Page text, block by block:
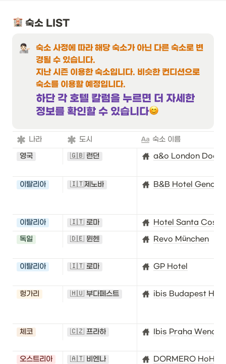
숙소 LIST
숙소 사정에 따라 해당 숙소가 아닌 다른 숙소로 변
경될 수 있습니다.
지난 시즌 이용한 숙소입니다. 비슷한 컨디션으로
숙소를 이용할 예정입니다.
하단 각 호텔 칼럼을 누르면 더 자세한
정보를 확인할 수 있습니다
나라 도시
숙소 이름
영국
🇬🇧 런던 a&o London
이탈리아 🇮🇹제노바 B&B Hotel
이탈리아 🇮🇹 로마
Hotel Santa
독일
🇩🇪 뮌헨 Revo München
이탈리아 🇮🇹 로마 GP Hotel
헝가리 🇭🇺 부다페스트 ibis Budapest
체코 🇨🇿 프라하 Ibis Praha
오스트리아 🇦🇹 비엔나 DORMERO HoHo